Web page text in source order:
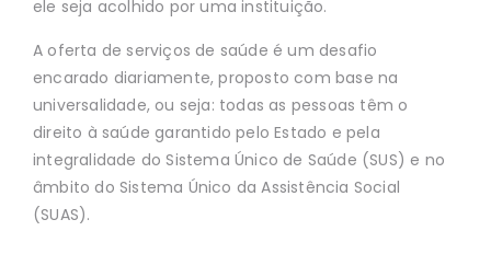
ele seja acolhido por uma instituição.
A oferta de serviços de saúde é um desafio
encarado diariamente, proposto com base na
universalidade, ou seja: todas as pessoas têm o
direito à saúde garantido peloEstado e pela
integralidade do Sistema Único de Saúde (SUS) e no
âmbito do Sistema Único da Assistência Social
(SUAS).